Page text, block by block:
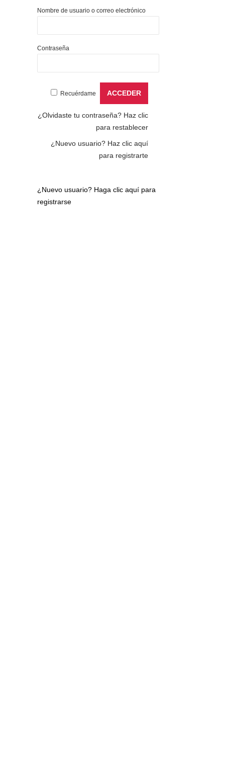
Nombre de usuario o correo electrónico
Contraseña
Recuérdame
¿Olvidaste tu contraseña? Haz clic
para restablecer
¿Nuevo usuario? Haz clic aquí
para registrarte
¿Nuevo usuario? Haga clic aquí para
registrarse